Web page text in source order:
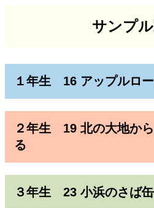
サンプ
１年生 16 アップルロ
２年生 19 北の大地か
る
３年生 23 小浜のさば缶